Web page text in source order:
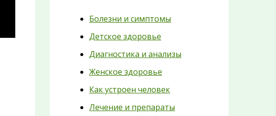
Болезни и симптомы
Детское здоровье
Диагностика и анализы
Женское здоровье
Как устроен человек
Лечение и препараты